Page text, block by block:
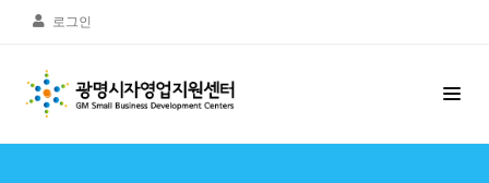
로그인